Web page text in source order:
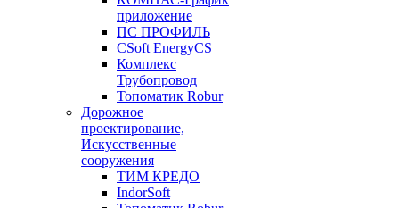
приложение
ПС ПРОФИЛЬ
CSoft EnergyCS
Комплекс
Трубопровод
Топоматик Robur
Дорожное
проектирование,
Искусственные
сооружения
ТИМ КРЕДО
IndorSoft